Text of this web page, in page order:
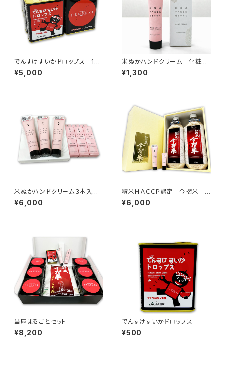
でんすけすいかドロップス 10
缶
¥5,000
米ぬかハンドクリーム 化粧箱
入り
¥1,300
米ぬかハンドクリーム３本入れ
化粧箱 + 米ぬかリップセラム
3箱
¥6,000
精米ＨＡＣＣＰ認定 今摺米 き
たくりん 米ぬかハンドクリー
ム リップセラムセット
¥6,000
当麻まるごとセット
¥8,200
でんすけすいかドロップス
¥500